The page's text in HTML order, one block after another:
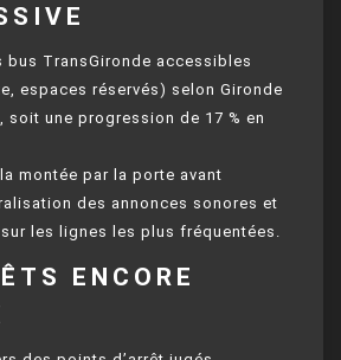
bus TransGironde accessibles
espaces réservés) selon Gironde
soit une progression de 17 % en
montée par la porte avant
des annonces sonores et
les lignes les plus fréquentées.
ENCORE